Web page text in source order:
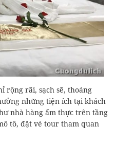
rộng rãi, sạch sẽ, thoáng
những tiện ích tại khách
nhà hàng ẩm thực trên tầng
tô, đặt vé tour tham quan